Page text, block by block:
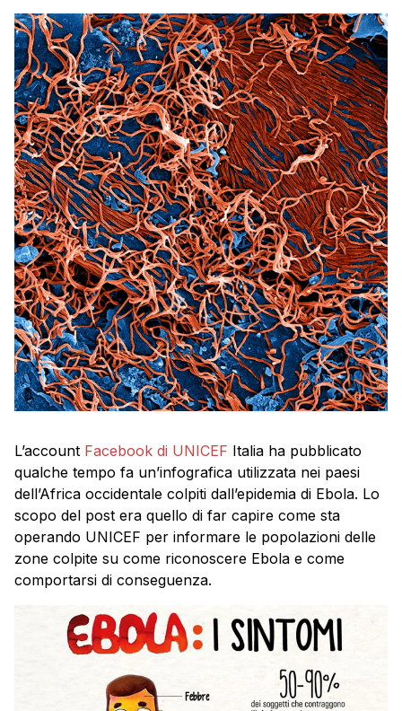
L’account Facebook di UNICEF Italia ha pubblicato
qualche tempo fa un’infografica utilizzata nei paesi
dell’Africa occidentale colpiti dall’epidemia di Ebola. Lo
scopo del post era quello di far capire come sta
operando UNICEF per informare le popolazioni delle
zone colpite su come riconoscere Ebola e come
comportarsi di conseguenza.